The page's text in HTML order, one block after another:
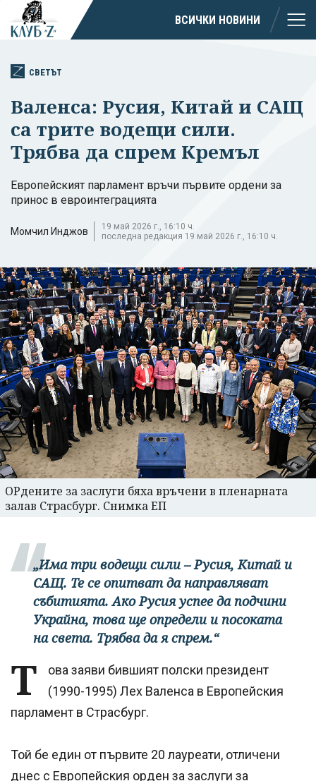
ВСИЧКИ НОВИНИ
СВЕТЪТ
Валенса: Русия, Китай и САЩ
са трите водещи сили.
Трябва да спрем Кремъл
Европейският парламент връчи първите ордени за
принос в евроинтеграцията
Момчил Инджов
19 май 2026 г., 16:10 ч.
последна редакция 19 май 2026 г., 16:10 ч.
ОРдените за заслуги бяха връчени в пленарната
залав Страсбург. Снимка ЕП
„Има три водещи сили – Русия, Китай и
САЩ. Те се опитват да направляват
събитията. Ако Русия успее да подчини
Украйна, това ще определи и посоката
на света. Трябва да я спрем.“
Т
ова заяви бившият полски президент
(1990-1995) Лех Валенса в Европейския
парламент в Страсбург.
Той бе един от първите 20 лауреати, отличени
днес с Европейския орден за заслуги за